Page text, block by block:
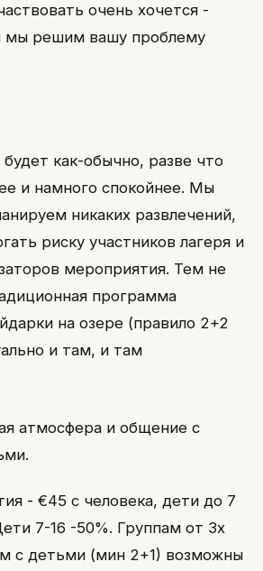
очень хочется -
мы решим вашу проблему
как-обычно, разве что
и намного спокойнее. Мы
никаких развлечений,
риску участников лагеря и
мероприятия. Тем не
программа
на озере (правило 2+2
и там, и там
атмосфера и общение с
- €45 с человека, дети до 7
7-16 -50%. Группам от 3х
с детьми (мин 2+1) возможны